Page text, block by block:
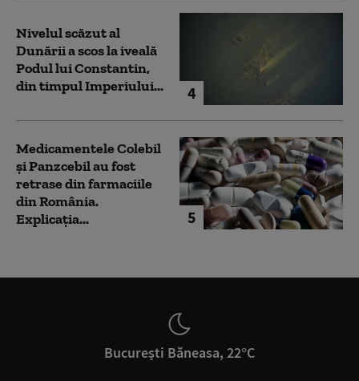
4
Nivelul scăzut al
Dunării a scos la iveală
Podul lui Constantin,
din timpul Imperiului...
5
Medicamentele Colebil
și Panzcebil au fost
retrase din farmaciile
din România.
Explicația...
București Băneasa, 22°C